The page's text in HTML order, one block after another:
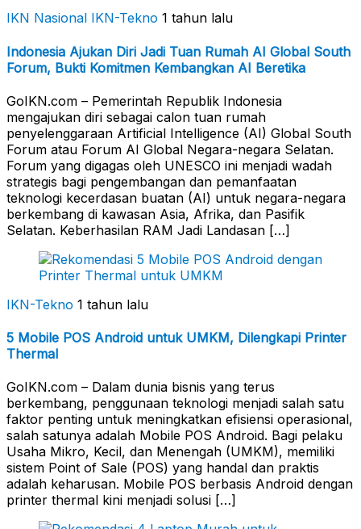
IKN Nasional IKN-Tekno 1 tahun lalu
Indonesia Ajukan Diri Jadi Tuan Rumah AI Global South
Forum, Bukti Komitmen Kembangkan AI Beretika
GoIKN.com – Pemerintah Republik Indonesia
mengajukan diri sebagai calon tuan rumah
penyelenggaraan Artificial Intelligence (AI) Global South
Forum atau Forum AI Global Negara-negara Selatan.
Forum yang digagas oleh UNESCO ini menjadi wadah
strategis bagi pengembangan dan pemanfaatan
teknologi kecerdasan buatan (AI) untuk negara-negara
berkembang di kawasan Asia, Afrika, dan Pasifik
Selatan. Keberhasilan RAM Jadi Landasan […]
IKN-Tekno 1 tahun lalu
5 Mobile POS Android untuk UMKM, Dilengkapi Printer
Thermal
GoIKN.com – Dalam dunia bisnis yang terus
berkembang, penggunaan teknologi menjadi salah satu
faktor penting untuk meningkatkan efisiensi operasional,
salah satunya adalah Mobile POS Android. Bagi pelaku
Usaha Mikro, Kecil, dan Menengah (UMKM), memiliki
sistem Point of Sale (POS) yang handal dan praktis
adalah keharusan. Mobile POS berbasis Android dengan
printer thermal kini menjadi solusi […]